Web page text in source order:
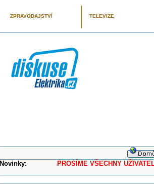
ZPRAVODAJSTVÍ TELEVIZE
Novinky: PROSÍME VŠECHNY UŽIVATELE,